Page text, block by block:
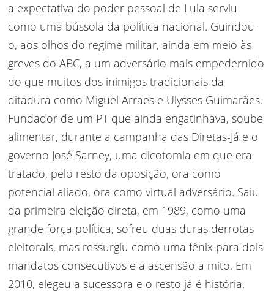
a expectativa do poder pessoal de Lula serviu
como uma bússola da política nacional. Guindou-
o, aos olhos do regime militar, ainda em meio às
greves do ABC, a um adversário mais empedernido
do que muitos dos inimigos tradicionais da
ditadura como Miguel Arraes e Ulysses Guimarães.
Fundador de um PT que ainda engatinhava, soube
alimentar, durante a campanha das Diretas-Já e o
governo José Sarney, uma dicotomia em que era
tratado, pelo resto da oposição, ora como
potencial aliado, ora como virtual adversário. Saiu
da primeira eleição direta, em 1989, como uma
grande força política, sofreu duas duras derrotas
eleitorais, mas ressurgiu como uma fênix para dois
mandatos consecutivos e a ascensão a mito. Em
2010, elegeu a sucessora e o resto já é história.